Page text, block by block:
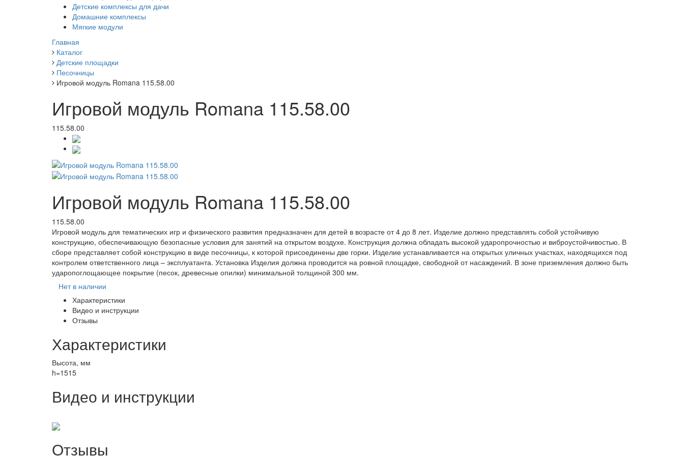
Детские комплексы для дачи
Домашние комплексы
Мягкие модули
Главная
Каталог
Детские площадки
Песочницы
Игровой модуль Romana 115.58.00
Игровой модуль Romana 115.58.00
115.58.00
Игровой модуль Romana 115.58.00
115.58.00
Игровой модуль для тематических игр и физического развития предназначен для детей в возрасте от 4 до 8 лет. Изделие должно представлять собой устойчивую
конструкцию, обеспечивающую безопасные условия для занятий на открытом воздухе. Конструкция должна обладать высокой ударопрочностью и виброустойчивостью. В
сборе представляет собой конструкцию в виде песочницы, к которой присоединены две горки. Изделие устанавливается на открытых уличных участках, находящихся под
контролем ответственного лица – эксплуатанта. Установка Изделия должна проводится на ровной площадке, свободной от насаждений. В зоне приземления должно быть
ударопоглощающее покрытие (песок, древесные опилки) минимальной толщиной 300 мм.
Нет в наличии
Характеристики
Видео и инструкции
Отзывы
Характеристики
Высота, мм
h=1515
Видео и инструкции
Отзывы